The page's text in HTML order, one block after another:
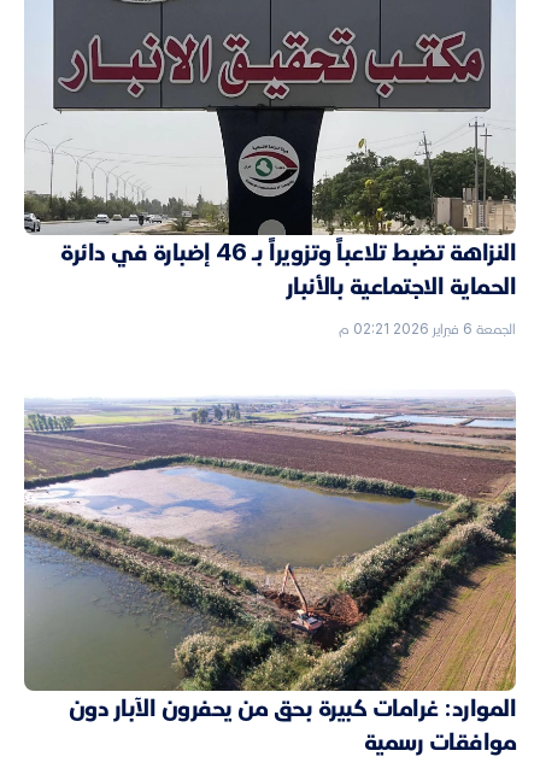
النزاهة تضبط تلاعباً وتزويراً بـ 46 إضبارة في دائرة
الحماية الاجتماعية بالأنبار
الجمعة 6 فبراير 2026 02:21 م
الموارد: غرامات كبيرة بحق من يحفرون الآبار دون
موافقات رسمية